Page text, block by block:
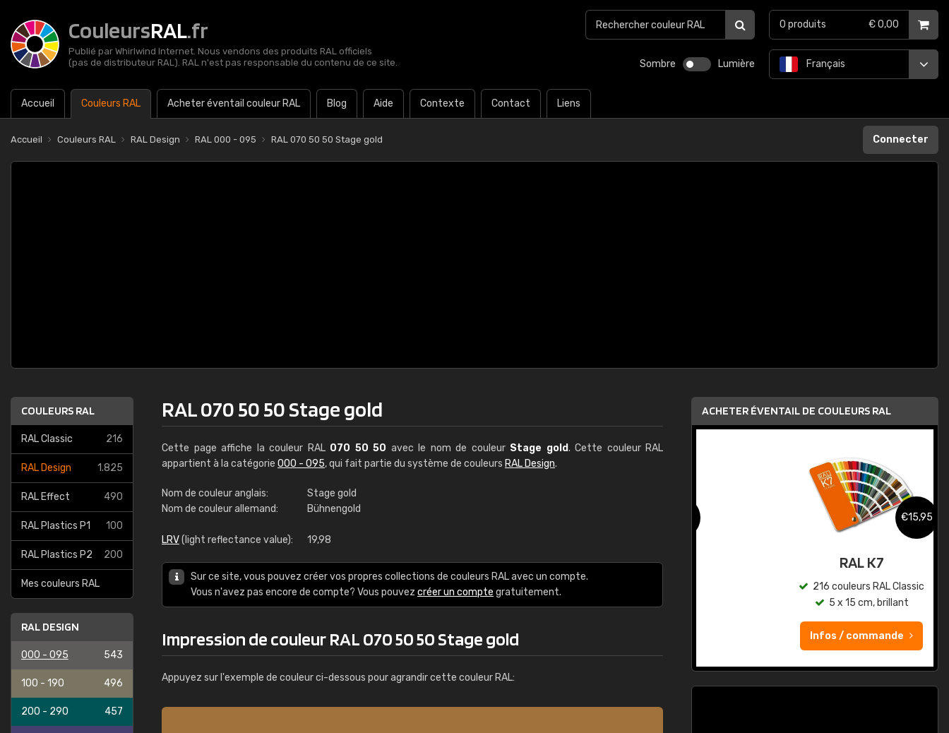
CouleursRAL.fr
Publié par Whirlwind Internet. Nous vendons des produits RAL officiels
(pas de distributeur RAL). RAL n'est pas responsable du contenu de ce site.
Sombre Lumière
Accueil Couleurs RAL Acheter éventail couleur RAL Blog Aide Contexte Contact Liens
Français
0 produits € 0,00
Accueil Couleurs RAL RAL Design RAL 000 - 095 RAL 070 50 50 Stage gold Connecter
COULEURS RAL
RAL Classic 216
RAL Design 1.825
RAL Effect 490
RAL Plastics P1 100
RAL Plastics P2 200
Mes couleurs RAL
RAL DESIGN
000 - 095 543
100 - 190 496
200 - 290 457
RAL 070 50 50 Stage gold
Cette page affiche la couleur RAL 070 50 50 avec le nom de couleur Stage gold. Cette couleur RAL
appartient à la catégorie 000 - 095, qui fait partie du système de couleurs RAL Design.
Nom de couleur anglais:
Stage gold
Nom de couleur allemand:
Bühnengold
LRV(light reflectance value): 19,98
Sur ce site, vous pouvez créer vos propres collections de couleurs RAL avec un compte.
Vous n'avez pas encore de compte? Vous pouvez créer un compte gratuitement.
Impression de couleur RAL 070 50 50 Stage gold
Appuyez sur l'exemple de couleur ci-dessous pour agrandir cette couleur RAL:
ACHETER ÉVENTAIL DE COULEURS RAL
RAL K7 à base d'eau
216 couleurs RAL Classic
€15,95
216 couleurs RAL Classic
5 x 15 cm, brillant
Infos / commande